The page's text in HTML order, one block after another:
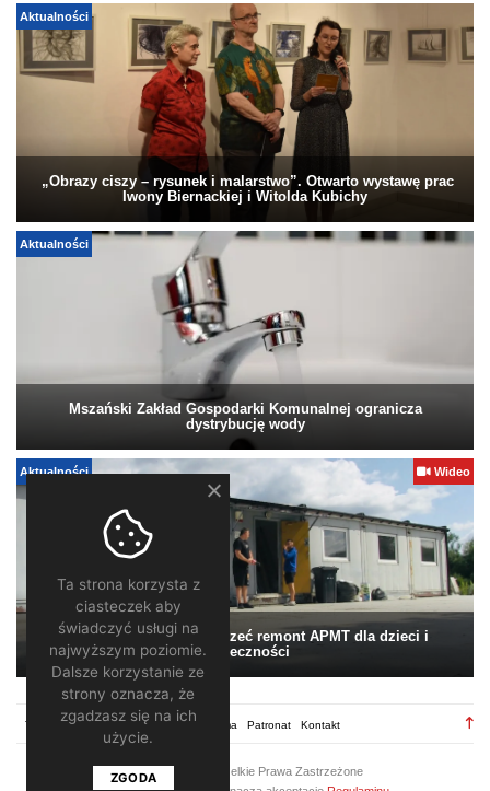
Aktualności
„Obrazy ciszy – rysunek i malarstwo”. Otwarto wystawę prac
Iwony Biernackiej i Witolda Kubichy
Aktualności
Mszański Zakład Gospodarki Komunalnej ogranicza
dystrybucję wody
Aktualności Wideo
Pomagamy. Warto wesprzeć remont APMT dla dzieci i
społeczności
Regulamin Redakcja Reklama Patronat Kontakt
2026 ©
/ Wszelkie Prawa Zastrzeżone
Ta strona korzysta z
ciasteczek aby
świadczyć usługi na
najwyższym poziomie.
Dalsze korzystanie ze
strony oznacza, że
zgadzasz się na ich
użycie.
ZGODA